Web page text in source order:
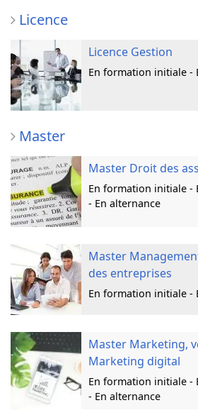
Licence
Licence Gestion
En formation initiale -
Master
Master Droit des
En formation initiale -
- En alternance
Master
des entreprises
En formation initiale -
Master Marketing,
Marketing digital
En formation initiale -
- En alternance